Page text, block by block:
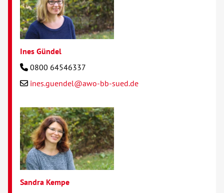
Ines Gündel
0800 64546337
ines.guendel@awo-bb-sued.de
Sandra Kempe